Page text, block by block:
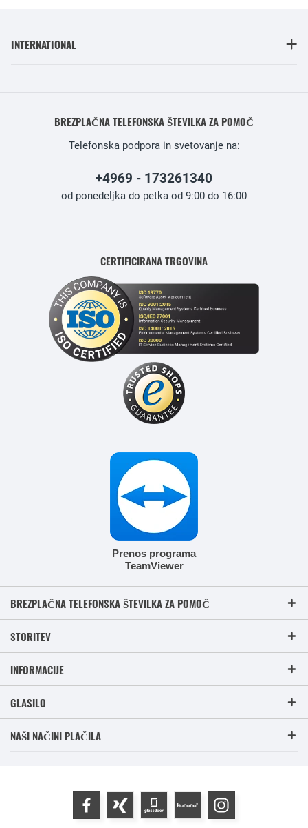
INTERNATIONAL
BREZPLAČNA TELEFONSKA ŠTEVILKA ZA POMOČ
Telefonska podpora in svetovanje na:
+4969 - 173261340
od ponedeljka do petka od 9:00 do 16:00
CERTIFICIRANA TRGOVINA
Prenos programa
TeamViewer
BREZPLAČNA TELEFONSKA ŠTEVILKA ZA POMOČ
STORITEV
INFORMACIJE
GLASILO
NAŠI NAČINI PLAČILA